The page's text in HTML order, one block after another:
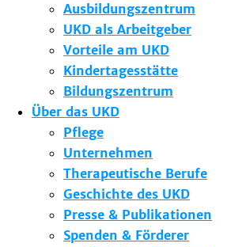
Ausbildungszentrum
UKD als Arbeitgeber
Vorteile am UKD
Kindertagesstätte
Bildungszentrum
Über das UKD
Pflege
Unternehmen
Therapeutische Berufe
Geschichte des UKD
Presse & Publikationen
Spenden & Förderer